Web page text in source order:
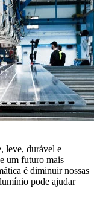
leve, durável e
um futuro mais
é diminuir nossas
pode ajudar